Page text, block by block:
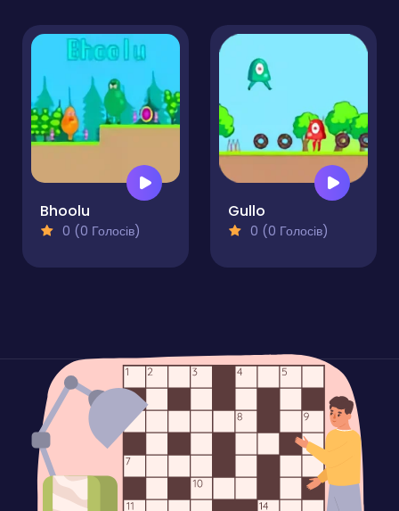
Bhoolu
0 (0 Голосів)
Gullo
0 (0 Голосів)